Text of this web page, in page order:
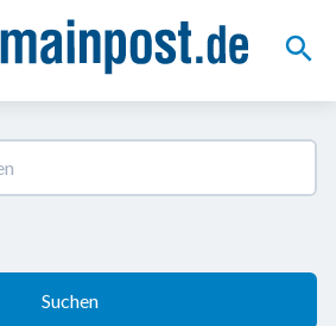
Suchen